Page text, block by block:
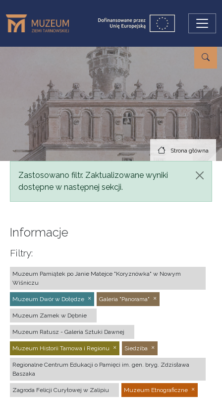
Strona główna
Komunikat
Zastosowano filtr. Zaktualizowane wyniki
dostępne w następnej sekcji.
Informacje
Filtry:
Muzeum Pamiątek po Janie Matejce "Koryznówka" w Nowym
Wiśniczu
Muzeum Dwór w Dołędze Galeria "Panorama"
Muzeum Zamek w Dębnie
Muzeum Ratusz - Galeria Sztuki Dawnej
Muzeum Historii Tarnowa i Regionu Siedziba
Regionalne Centrum Edukacji o Pamięci im. gen. bryg. Zdzisława
Baszaka
Zagroda Felicji Curyłowej w Zalipiu Muzeum Etnograficzne